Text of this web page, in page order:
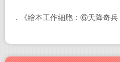
．《繪本工作細胞：⑥天降奇兵